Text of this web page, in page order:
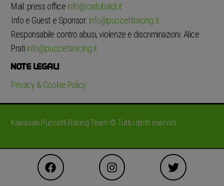
Mail: press office info@carlobaldi.it
Info e Guest e Sponsor: info@puccettiracing.it
Responsabile contro abusi, violenze e discriminazioni: Alice
Prati info@puccettiracing.it
NOTE LEGALI
Privacy & Cookie Policy
Kawasaki Puccetti Racing Team © Tutti i diritti riservati